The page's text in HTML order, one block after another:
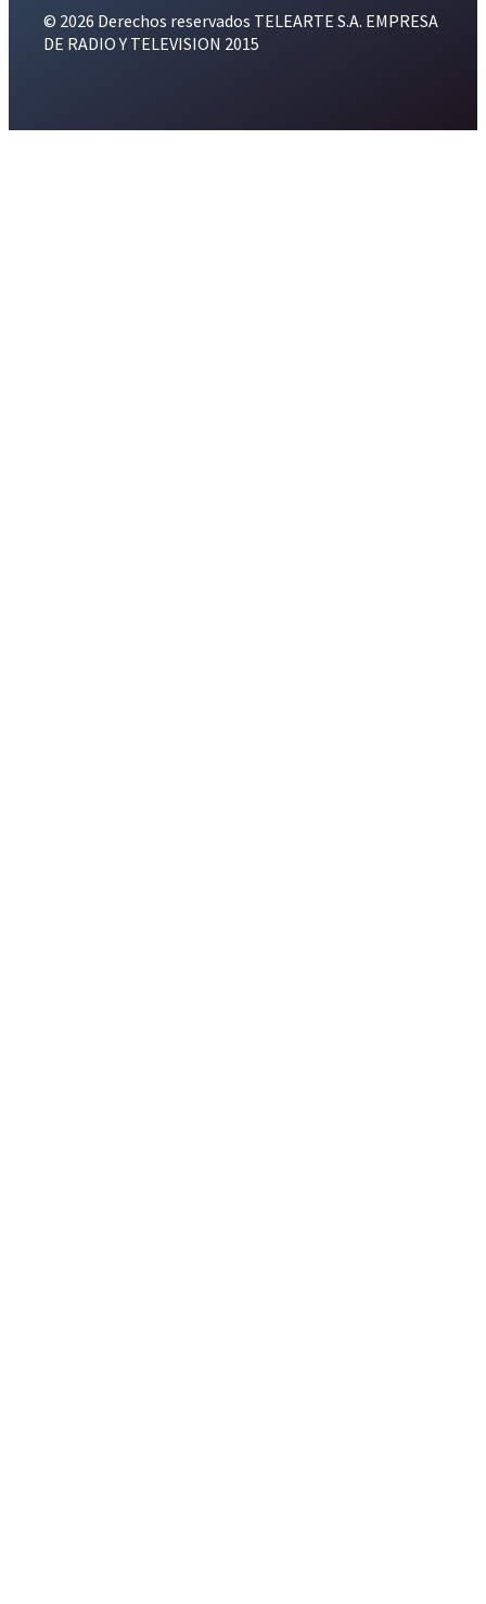
© 2026 Derechos reservados TELEARTE S.A. EMPRESA
DE RADIO Y TELEVISION 2015